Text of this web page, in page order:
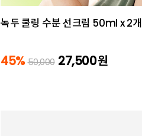
녹두 쿨링 수분 선크림 50ml x 2개
45% 50,000 27,500원